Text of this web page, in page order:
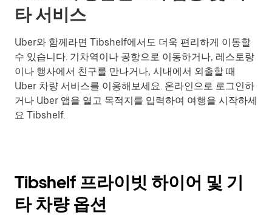
타 서비스
Uber와 함께라면 Tibshelf에서도 더욱 편리하게 이동할
수 있습니다. 기차역이나 공항으로 이동하거나, 레스토랑
이나 행사에서 친구를 만나거나, 시내에서 외출할 때
Uber 차량 서비스를 이용해보세요. 온라인으로 로그인하
거나 Uber 앱을 열고 목적지를 입력하여 여행을 시작하세
요 Tibshelf.
Tibshelf 프라이빗 하이어 및 기
타 차량 옵션